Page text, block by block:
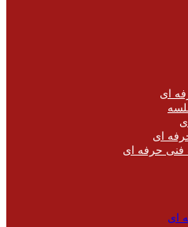
ای
ای
فنی حرفه ای
ای